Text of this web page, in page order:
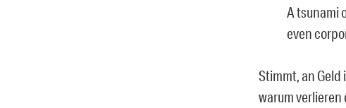
A tsunami
even
Stimmt, an
warum verlieren